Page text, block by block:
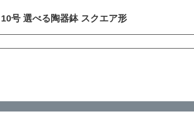
号 選べる陶器鉢 スクエア形